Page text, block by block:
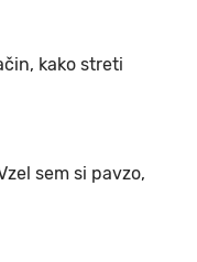
kako streti
sem si pavzo,